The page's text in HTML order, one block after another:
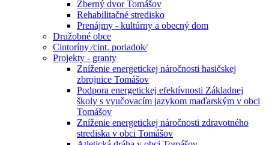
Zberný dvor Tomášov
Rehabilitačné stredisko
Prenájmy - kultúrny a obecný dom
Družobné obce
Cintoríny ⁄cint. poriadok⁄
Projekty - granty
Zníženie energetickej náročnosti hasičskej
zbrojnice Tomášov
Podpora energetickej efektívnosti Základnej
školy s vyučovacím jazykom maďarským v obci
Tomášov
Zníženie energetickej náročnosti zdravotného
strediska v obci Tomášov